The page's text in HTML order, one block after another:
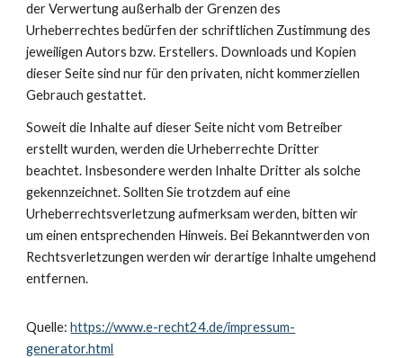
der Verwertung außerhalb der Grenzen des
Urheberrechtes bedürfen der schriftlichen Zustimmung des
jeweiligen Autors bzw. Erstellers. Downloads und Kopien
dieser Seite sind nur für den privaten, nicht kommerziellen
Gebrauch gestattet.
Soweit die Inhalte auf dieser Seite nicht vom Betreiber
erstellt wurden, werden die Urheberrechte Dritter
beachtet. Insbesondere werden Inhalte Dritter als solche
gekennzeichnet. Sollten Sie trotzdem auf eine
Urheberrechtsverletzung aufmerksam werden, bitten wir
um einen entsprechenden Hinweis. Bei Bekanntwerden von
Rechtsverletzungen werden wir derartige Inhalte umgehend
entfernen.
Quelle:https://www.e-recht24.de/impressum-
generator.html